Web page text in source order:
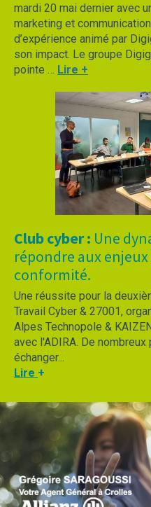
mardi 20 mai dernier avec
marketing et
d’expérience animé par
son impact. Le groupe
pointe … Lire +
Club cyber : Une
répondre aux
conformité.
Une réussite pour la
Travail Cyber & 27001,
Alpes Technopole &
avec l'ADIRA. De nombreux
échanger...
Lire +